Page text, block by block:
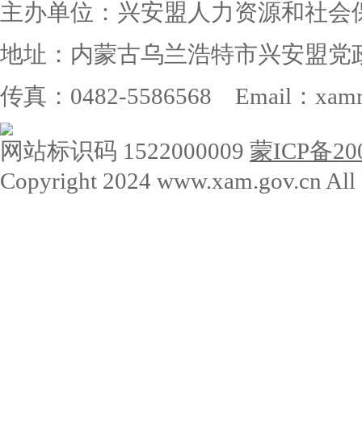
主办单位：兴安盟人力资源和社会
地址：内蒙古乌兰浩特市兴安盟党
传真：0482-5586568 Email：
网站标识码 1522000009 蒙ICP备
Copyright 2024 www.xam.gov.cn All